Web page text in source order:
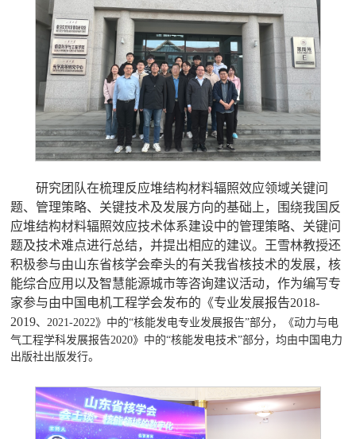
研究团队在梳理反应堆结构材料辐照效应领域关键问
题、管理策略、关键技术及发展方向的基础上，围绕我国反
应堆结构材料辐照效应技术体系建设中的管理策略、关键问
题及技术难点进行总结，并提出相应的建议。王雪林教授还
积极参与由山东省核学会牵头的有关我省核技术的发展，核
能综合应用以及智慧能源城市等咨询建议活动，作为编写专
家参与由中国电机工程学会发布的《专业发展报告2018-
2019、2021-2022》中的“核能发电专业发展报告”部分，《动力与电
气工程学科发展报告2020》中的“核能发电技术”部分，均由中国电力
出版社出版发行。